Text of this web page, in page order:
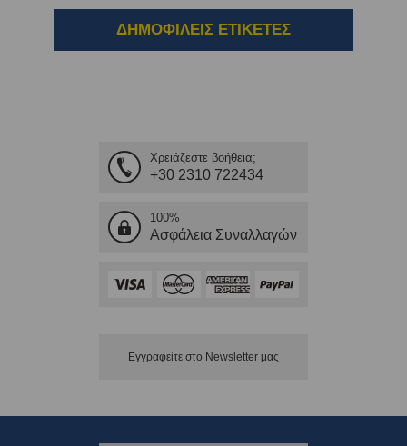
ΔΗΜΟΦΙΛΕΙΣ ΕΤΙΚΕΤΕΣ
Χρειάζεστε βοήθεια;
+30 2310 722434
100%
Ασφάλεια Συναλλαγών
Εγγραφείτε στο Νewsletter μας